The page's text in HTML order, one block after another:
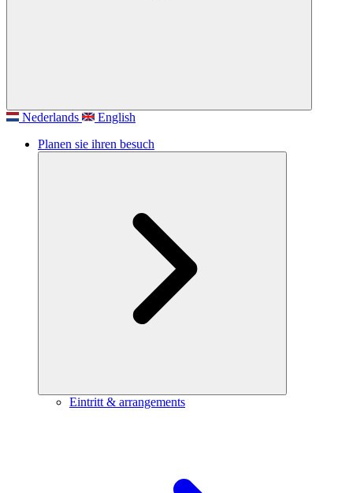
Nederlands
English
Planen sie ihren besuch
Eintritt & arrangements